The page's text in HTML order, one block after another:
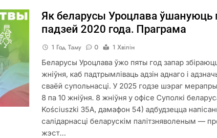
Як беларусы Уроцлава ўшануюць
падзей 2020 года. Праграма
1 Год Таму 0
1 Хвілін
Беларусы Уроцлава ўжо пяты год запар
жніўня, каб падтрымліваць адзін аднаго і
сваёй супольнасці. У 2025 годзе шэраг
8 па 10 жніўня. 8 жніўня у офісе Суполкі
Kościuszki 35A, дамафон 54) адбудзецца
салідарнасці беларускім палітзняволеным —
жэст…